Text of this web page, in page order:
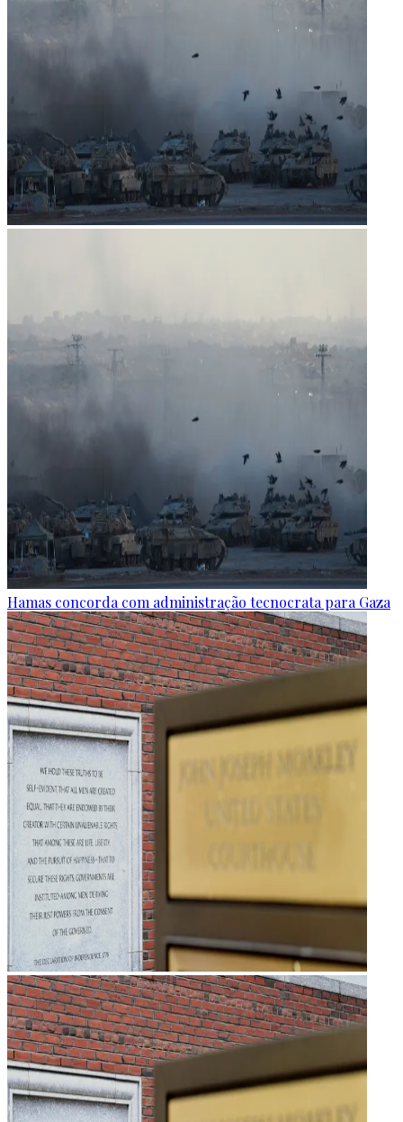
Hamas concorda com administração tecnocrata para Gaza